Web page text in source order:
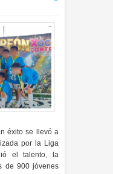
éxito se llevó a
por la Liga
el talento, la
de 900 jóvenes